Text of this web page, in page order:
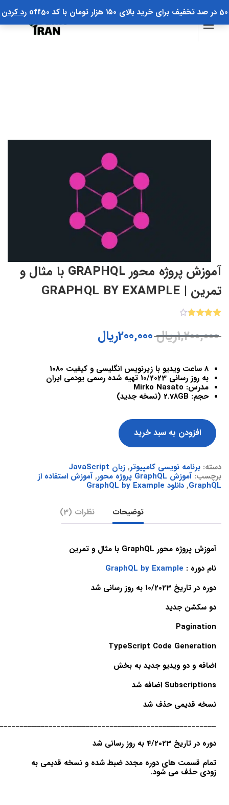
50 در صد تخفیف برای خرید بالای ۱۵۰ هزار تومان با کد off50 رد کردن
آموزش پروژه محور GRAPHQL با مثال و
تمرین | GRAPHQL BY EXAMPLE
5 در1,200,000ریال 200,000ریال
8 ساعت ویدیو با زیرنویس انگلیسی و کیفیت 1080
به روز رسانی 10/2023 تهیه شده رسمی یودمی ایران
مدرس: Mirko Nasato
حجم: 2.78GB (نسخه جدید)
افزودن به سبد خرید
دسته: برنامه نویسی کامپیوتر, زبان JavaScript
برچسب: آموزش GraphQL پروژه محور , آموزش استفاده از
GraphQL
, دانلود GraphQL by Example
توضیحات نظرات (3)
آموزش پروژه محور GraphQL با مثال و تمرین
نام دوره : GraphQL by Example
دوره در تاریخ 10/2023 به روز رسانی شد
دو سکشن جدید
Pagination
TypeScript Code Generation
اضافه و دو ویدیو جدید به بخش
Subscriptions اضافه شد
نسخه قدیمی حذف شد
دوره در تاریخ 4/2023 به روز رسانی شد
تمام قسمت های دوره مجدد ضبط شده و نسخه قدیمی به
زودی حذف می شود.